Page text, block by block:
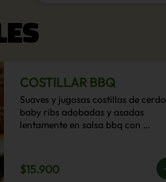
COSTILLAR BBQ
Suaves y jugosas costillas de cerdo
baby ribs adobadas y asadas
lentamente en salsa bbq con
tradicional, Puré picante, Verduras
salteadas, Papas parmentier,
$15.900